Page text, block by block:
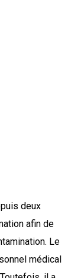
deux
afin de
Le
médical